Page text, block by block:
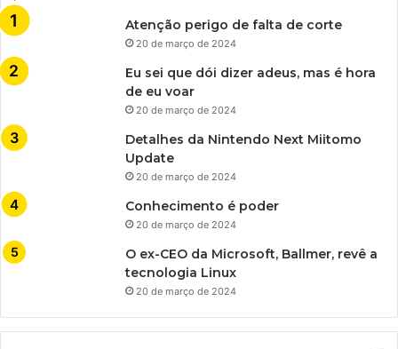
Atenção perigo de falta de corte
20 de março de 2024
Eu sei que dói dizer adeus, mas é hora
de eu voar
20 de março de 2024
Detalhes da Nintendo Next Miitomo
Update
20 de março de 2024
Conhecimento é poder
20 de março de 2024
O ex-CEO da Microsoft, Ballmer, revê a
tecnologia Linux
20 de março de 2024